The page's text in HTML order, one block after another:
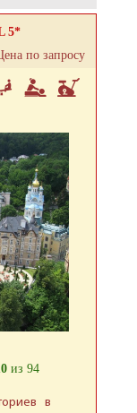
5*
по запросу
из 94
в